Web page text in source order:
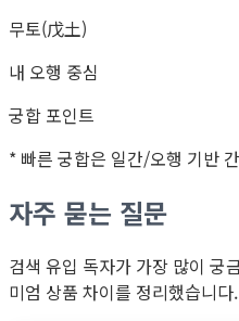
무토(戊土)
내 오행 중심
궁합 포인트
* 빠른 궁합은 일간/오행 기반
자주 묻는 질문
검색 유입 독자가 가장 많이 궁
미엄 상품 차이를 정리했습니다.